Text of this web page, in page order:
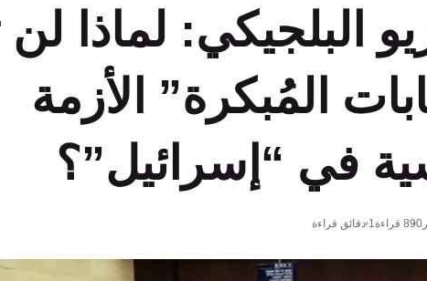
البلجيكي: لماذا
المُبكرة” الأزمة
في “إسرائيل”؟
890 قراءة1 دقائق قراءة